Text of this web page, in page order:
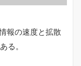
報の速度と拡散
る。